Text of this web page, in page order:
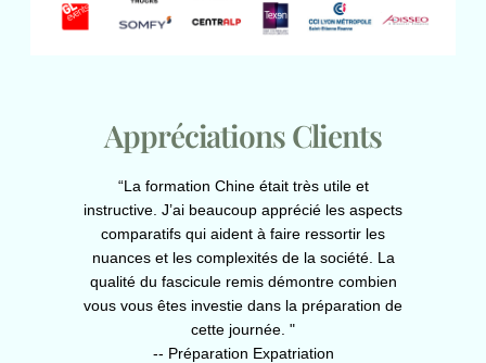
Format: séminaire entreprise
Langue: français, anglais, chinois
Avec un ou deux intervenants
Durée: 1 - 2 jours (modulables)
Prise en charge possible par OPCO, devis
gratuit
Appréciations Clients
“La formation Chine était très utile et
instructive. J’ai beaucoup apprécié les aspects
comparatifs qui aident à faire ressortir les
nuances et les complexités de la société. La
qualité du fascicule remis démontre combien
vous vous êtes investie dans la préparation de
cette journée. "
-- Préparation Expatriation